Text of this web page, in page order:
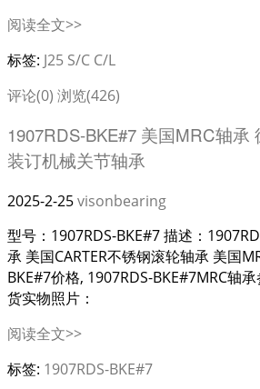
阅读全文>>
标签: J25 S/C C/L
评论(0) 浏览(426)
1907RDS-BKE#7 美国MRC轴承
装订机械关节轴承
2025-2-25visonbearing
型号：1907RDS-BKE#7 描述：
承 美国CARTER不锈钢滚轮轴承 美国
BKE#7价格, 1907RDS-BKE#7MRC轴
货实物照片：
阅读全文>>
标签: 1907RDS-BKE#7